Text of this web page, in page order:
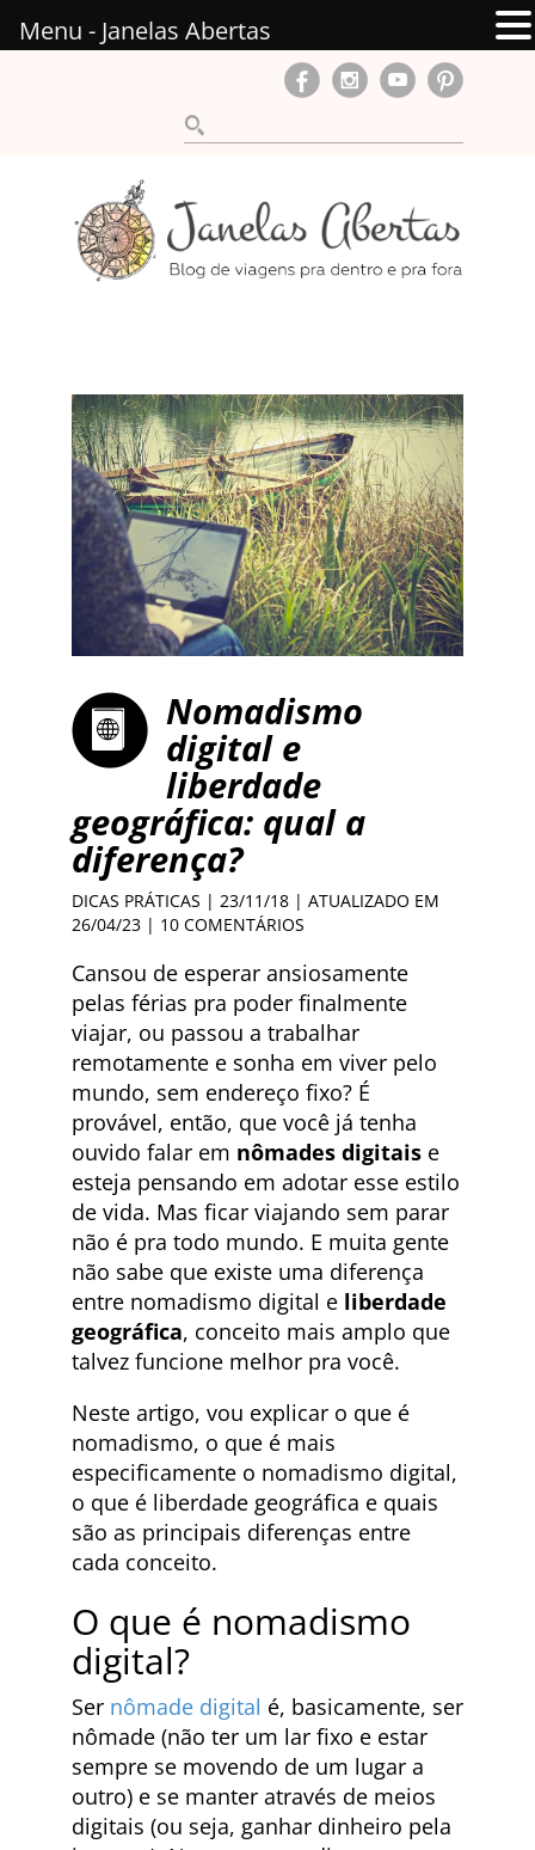
Nomadismo
digital e
liberdade
geográfica: qual a
diferença?
DICAS PRÁTICAS | 23/11/18 | ATUALIZADO EM
26/04/23 | 10 COMENTÁRIOS
Cansou de esperar ansiosamente
pelas férias pra poder finalmente
viajar, ou passou a trabalhar
remotamente e sonha em viver pelo
mundo, sem endereço fixo? É
provável, então, que você já tenha
ouvido falar em nômades digitais e
esteja pensando em adotar esse estilo
de vida. Mas ficar viajando sem parar
não é pra todo mundo. E muita gente
não sabe que existe uma diferença
entre nomadismo digital e liberdade
geográfica, conceito mais amplo que
talvez funcione melhor pra você.
Neste artigo, vou explicar o que é
nomadismo, o que é mais
especificamente o nomadismo digital,
o que é liberdade geográfica e quais
são as principais diferenças entre
cada conceito.
O que é nomadismo
digital?
Ser nômade digital é, basicamente, ser
nômade (não ter um lar fixo e estar
sempre se movendo de um lugar a
outro) e se manter através de meios
digitais (ou seja, ganhar dinheiro pela
Menu - Janelas Abertas